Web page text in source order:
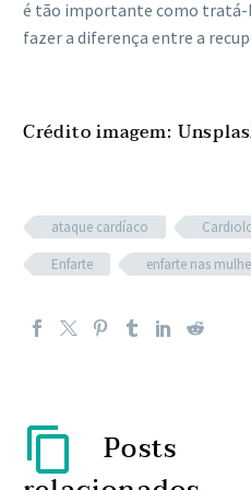
é tão importante como tratá-
fazer a diferença entre a
Crédito imagem:
ataque cardíaco
Enfarte
enfarte nas
Posts